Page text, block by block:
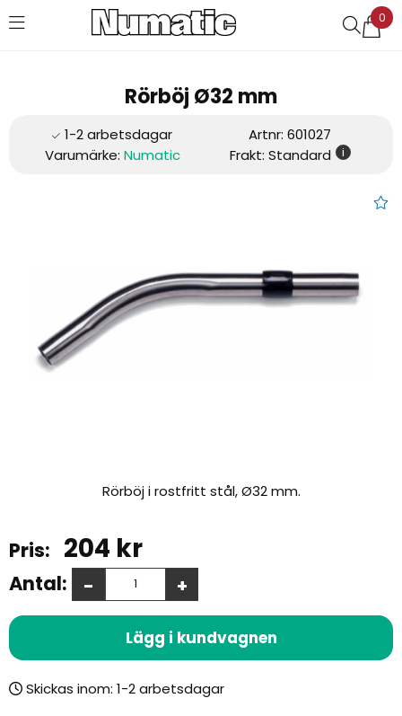
0
Favoriter (0)
Rörböj Ø32 mm
Artnr: 601027
Varumärke: Numatic Frakt: Standard i
Rörböj i rostfritt stål, Ø32 mm.
204 kr
Antal: +
-
Lägg i kundvagnen
Skickas inom: